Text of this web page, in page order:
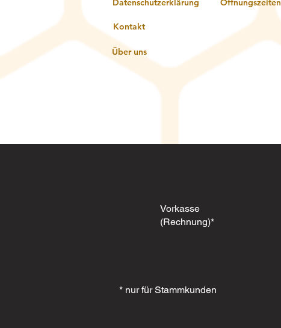
Datenschutzerklärung Öffnungszeiten
Kontakt
Über uns
Vorkasse
(Rechnung)*
* nur für Stammkunden